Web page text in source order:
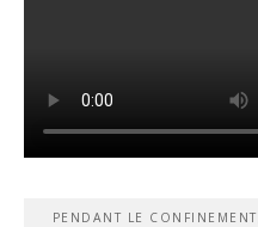
PENDANT LE